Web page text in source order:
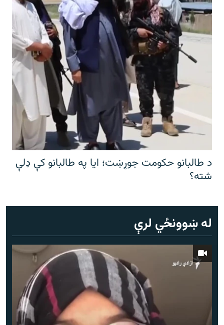
د طالبانو حکومت جوړښت؛ ایا په طالبانو کې ډلې
شته؟
له ښوونځي لرې